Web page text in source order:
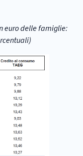
euro delle famiglie: